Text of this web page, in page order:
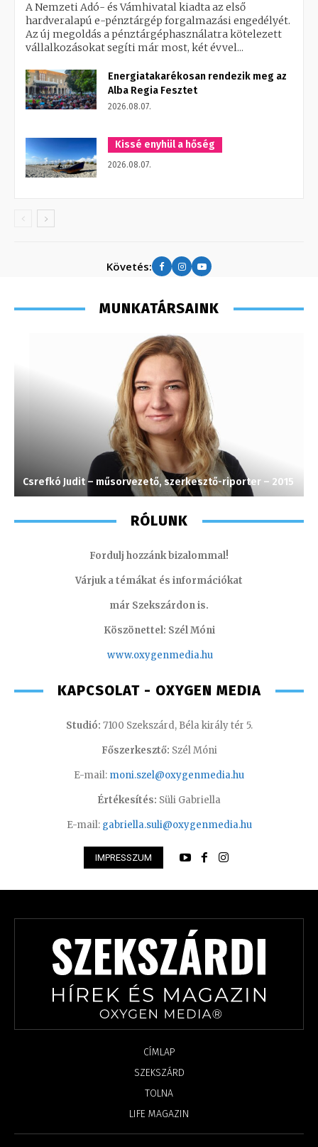
A Nemzeti Adó- és Vámhivatal kiadta az első
hardveralapú e-pénztárgép forgalmazási engedélyét.
Az új megoldás a pénztárgéphasználatra kötelezett
vállalkozásokat segíti már most, két évvel...
Energiatakarékosan rendezik meg az
Alba Regia Fesztet
2026.08.07.
Kissé enyhül a hőség
2026.08.07.
Követés:
MUNKATÁRSAINK
Csrefkó Judit – műsorvezető, szerkesztő-riporter – 2015
RÓLUNK
Fordulj hozzánk bizalommal!
Várjuk a témákat és információkat
már Szekszárdon is.
Köszönettel: Szél Móni
www.oxygenmedia.hu
KAPCSOLAT - OXYGEN MEDIA
Studió: 7100 Szekszárd, Béla király tér 5.
Főszerkesztő: Szél Móni
E-mail: moni.szel@oxygenmedia.hu
Értékesítés: Süli Gabriella
E-mail: gabriella.suli@oxygenmedia.hu
IMPRESSZUM
CÍMLAP
SZEKSZÁRD
TOLNA
LIFE MAGAZIN